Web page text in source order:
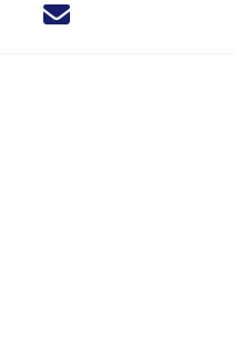
Deel dit nieuwsbericht via X -
Deel dit nieuwsbericht via
Deel dit nieuwsbericht
Deel dit